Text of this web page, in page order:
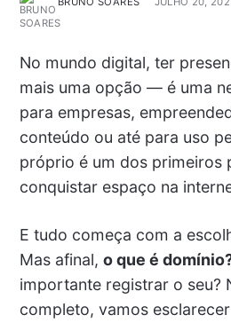
No mundo digital, ter
mais uma opção — é uma
para empresas,
conteúdo ou até para uso
próprio é um dos primeiros
conquistar espaço na
E tudo começa com a
Mas afinal, o que é
importante registrar o seu?
completo, vamos